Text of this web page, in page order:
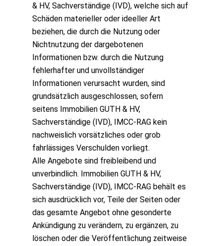
& HV, Sachverständige (IVD), welche sich auf
Schäden materieller oder ideeller Art
beziehen, die durch die Nutzung oder
Nichtnutzung der dargebotenen
Informationen bzw. durch die Nutzung
fehlerhafter und unvollständiger
Informationen verursacht wurden, sind
grundsätzlich ausgeschlossen, sofern
seitens Immobilien GUTH & HV,
Sachverständige (IVD), IMCC-RAG kein
nachweislich vorsätzliches oder grob
fahrlässiges Verschulden vorliegt.
Alle Angebote sind freibleibend und
unverbindlich. Immobilien GUTH & HV,
Sachverständige (IVD), IMCC-RAG behält es
sich ausdrücklich vor, Teile der Seiten oder
das gesamte Angebot ohne gesonderte
Ankündigung zu verändern, zu ergänzen, zu
löschen oder die Veröffentlichung zeitweise